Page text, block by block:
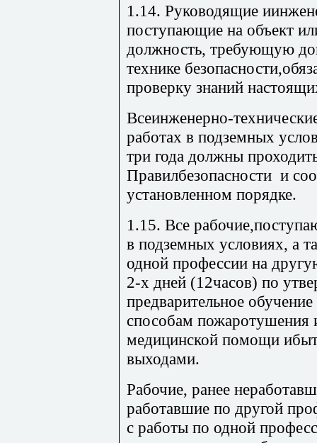
1.14. Руководящие
поступающие на объект
должность, требующую
технике
проверку знаний
Всеинженерно-
работах в подземных
три года должны
Правилбезопасности и
установленном порядке.
1.15. Все
в подземных условиях, а
одной профессии на
2-х дней (12часов) по
предварительное
способам пожаротушения
медицинской помощи
выходами.
Рабочие, ранее
работавшие по другой
с работы по одной